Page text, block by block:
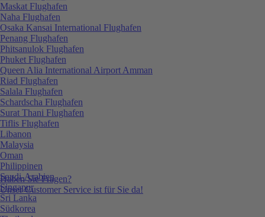
Haben Sie Fragen?
Unser Customer Service ist für Sie da!
Maskat Flughafen
Naha Flughafen
Osaka Kansai International Flughafen
Penang Flughafen
Phitsanulok Flughafen
Phuket Flughafen
Queen Alia International Airport Amman
Riad Flughafen
Salala Flughafen
Schardscha Flughafen
Surat Thani Flughafen
Tiflis Flughafen
Libanon
Malaysia
Oman
Philippinen
Saudi-Arabien
Singapur
Sri Lanka
Südkorea